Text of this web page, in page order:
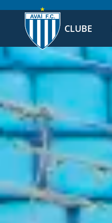
CLUBE